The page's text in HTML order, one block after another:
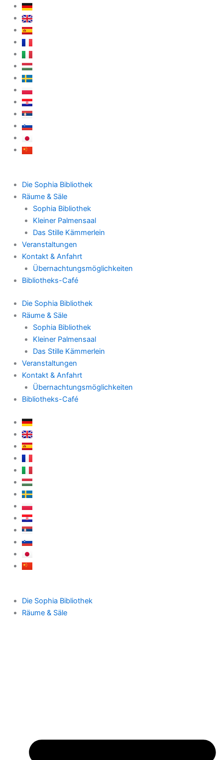
Zum
Inhalt
springen
Die Sophia Bibliothek
Räume & Säle
Sophia Bibliothek
Kleiner Palmensaal
Das Stille Kämmerlein
Veranstaltungen
Kontakt & Anfahrt
Übernachtungsmöglichkeiten
Bibliotheks-Café
Die Sophia Bibliothek
Räume & Säle
Sophia Bibliothek
Kleiner Palmensaal
Das Stille Kämmerlein
Veranstaltungen
Kontakt & Anfahrt
Übernachtungsmöglichkeiten
Bibliotheks-Café
Die Sophia Bibliothek
Räume & Säle